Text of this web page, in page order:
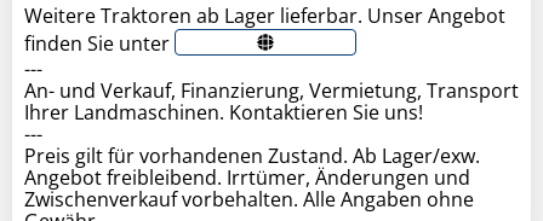
Weitere Traktoren ab Lager lieferbar. Unser Angebot
finden Sie unter
---
An- und Verkauf, Finanzierung, Vermietung, Transport
Ihrer Landmaschinen. Kontaktieren Sie uns!
---
Preis gilt für vorhandenen Zustand. Ab Lager/exw.
Angebot freibleibend. Irrtümer, Änderungen und
Zwischenverkauf vorbehalten. Alle Angaben ohne